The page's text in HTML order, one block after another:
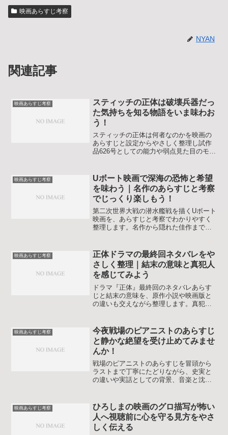
映画あらすじ考察
NYAN
関連記事
映画あらすじ考察
スティッチの正体は破壊兵器だっ
た気持ちを知る物語をいま味わお
う！
スティッチの正体は何者なのかを映画の
あらすじと設定からやさしく整理し試作
品626号としての能力や弱点見た目のモデ
ィッチの正体を知って作品をもっと楽し
みたい人向けの入門ガイドです。
映画あらすじ考察
Uボート映画で深海の恐怖と希望
を味わう｜名作のあらすじと考察
でじっくり楽しもう！
第二次世界大戦の潜水艦戦を描くUボート
映画を、あらすじと考察でわかりやすく
整理します。名作から隠れた佳作まで、
を見る人も、定番の見どころと注意点が
一度でつかめます。安心です。
映画あらすじ考察
正体ドラマの最終回ネタバレをや
さしく整理｜結末の意味と真犯人
を感じてみよう
ドラマ『正体』最終回のネタバレあらす
じと結末の意味を、原作小説や映画版と
の違いも交えながら整理します。真犯人
ようになる記事です。視聴後にもやもや
が残った人の疑問を丁寧に補っていきま
す。
映画あらすじ考察
今夜戦場のピアニストのあらすじ
と静かな絶望を受け止めてみませ
んか！
戦場のピアニストのあらすじを冒頭から
ラストまで丁寧にたどりながら、史実と
の違いや実話としての背景、音楽と沈黙
賞前後の揺れる気持ちを落ち着いて受け
止めやすくなる解説です。
映画あらすじ考察
ひろしまの映画のグロ描写が怖い
人へ視聴前に心を守る見方をやさ
しく伝える